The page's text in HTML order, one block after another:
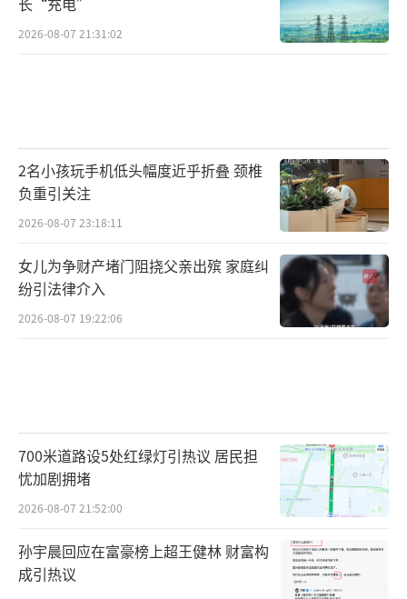
2026-08-07 21:31:02
2名小孩玩手机低头幅度近乎折叠 颈椎
负重引关注
2026-08-07 23:18:11
女儿为争财产堵门阻挠父亲出殡 家庭纠
纷引法律介入
2026-08-07 19:22:06
700米道路设5处红绿灯引热议 居民担
忧加剧拥堵
2026-08-07 21:52:00
孙宇晨回应在富豪榜上超王健林 财富构
成引热议